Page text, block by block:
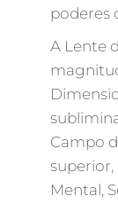
poderes
A Lente
Campo
superior,
Mental,